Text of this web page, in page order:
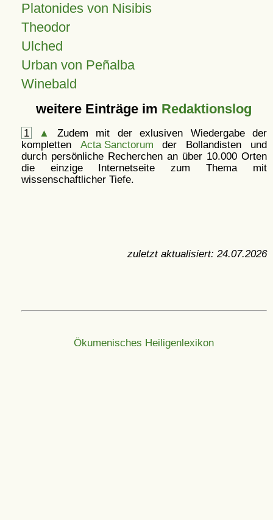
Platonides von Nisibis
Theodor
Ulched
Urban von Peñalba
Winebald
weitere Einträge im Redaktionslog
1 ▲
Zudem mit der exlusiven Wiedergabe der
kompletten Acta Sanctorum der Bollandisten und
durch persönliche Recherchen an über 10.000 Orten
die einzige Internetseite zum Thema mit
wissenschaftlicher Tiefe.
zuletzt aktualisiert: 24.07.2026
Ökumenisches Heiligenlexikon